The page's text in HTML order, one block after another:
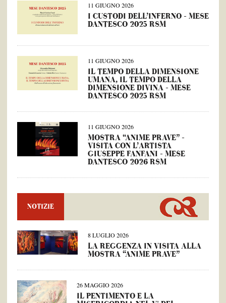
11 GIUGNO 2026
I CUSTODI DELL’INFERNO – MESE
DANTESCO 2025 RSM
11 GIUGNO 2026
IL TEMPO DELLA DIMENSIONE
UMANA, IL TEMPO DELLA
DIMENSIONE DIVINA – MESE
DANTESCO 2025 RSM
11 GIUGNO 2026
MOSTRA “ANIME PRAVE” –
VISITA CON L’ARTISTA
GIUSEPPE FANFANI – MESE
DANTESCO 2026 RSM
NOTIZIE
8 LUGLIO 2026
LA REGGENZA IN VISITA ALLA
MOSTRA “ANIME PRAVE”
26 MAGGIO 2026
IL PENTIMENTO E LA